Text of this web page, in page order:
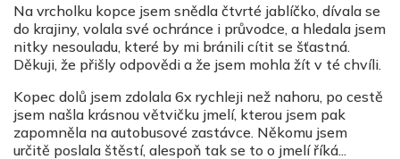
Na vrcholku kopce jsem snědla čtvrté jablíčko, dívala se
do krajiny, volala své ochránce i průvodce, a hledala jsem
nitky nesouladu, které by mi bránili cítit se šťastná.
Děkuji, že přišly odpovědi a že jsem mohla žít v té chvíli.
Kopec dolů jsem zdolala 6x rychleji než nahoru, po cestě
jsem našla krásnou větvičku jmelí, kterou jsem pak
zapomněla na autobusové zastávce. Někomu jsem
určitě poslala štěstí, alespoň tak se to o jmelí říká...